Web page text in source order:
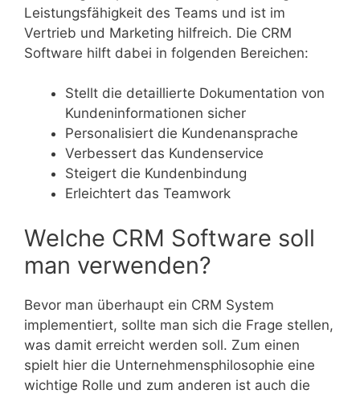
Leistungsfähigkeit des Teams und ist im
Vertrieb und Marketing hilfreich. Die CRM
Software hilft dabei in folgenden Bereichen:
Stellt die detaillierte Dokumentation von
Kundeninformationen sicher
Personalisiert die Kundenansprache
Verbessert das Kundenservice
Steigert die Kundenbindung
Erleichtert das Teamwork
Welche CRM Software soll
man verwenden?
Bevor man überhaupt ein CRM System
implementiert, sollte man sich die Frage stellen,
was damit erreicht werden soll. Zum einen
spielt hier die Unternehmensphilosophie eine
wichtige Rolle und zum anderen ist auch die